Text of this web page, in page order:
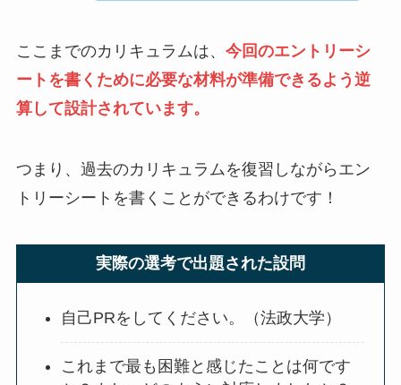
ここまでのカリキュラムは、 今回のエントリーシ
ートを書くために必要な材料が準備できるよう逆
算して設計されています。
つまり、過去のカリキュラムを復習しながらエン
トリーシートを書くことができるわけです！
実際の選考で出題された設問
自己PRをしてください。（法政大学）
これまで最も困難と感じたことは何です